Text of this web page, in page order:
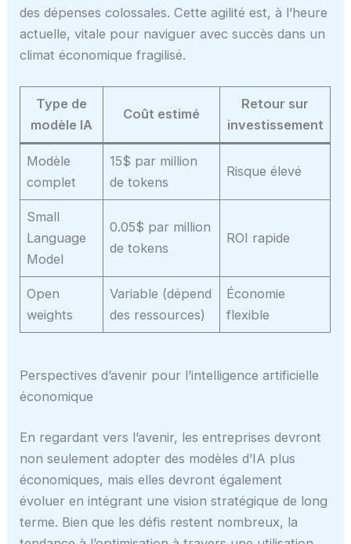
des dépenses colossales. Cette agilité est, à l’heure
actuelle, vitale pour naviguer avec succès dans un
climat économique fragilisé.
Type de
modèle IA
Coût estimé
Retour sur
investissement
Modèle
complet
15$ par million
de tokens
Risque élevé
Small
Language
Model
0.05$ par million
de tokens
ROI rapide
Open
weights
Variable (dépend
des ressources)
Économie
flexible
Perspectives d’avenir pour l’intelligence artificielle
économique
En regardant vers l’avenir, les entreprises devront
non seulement adopter des modèles d’IA plus
économiques, mais elles devront également
évoluer en intégrant une vision stratégique de long
terme. Bien que les défis restent nombreux, la